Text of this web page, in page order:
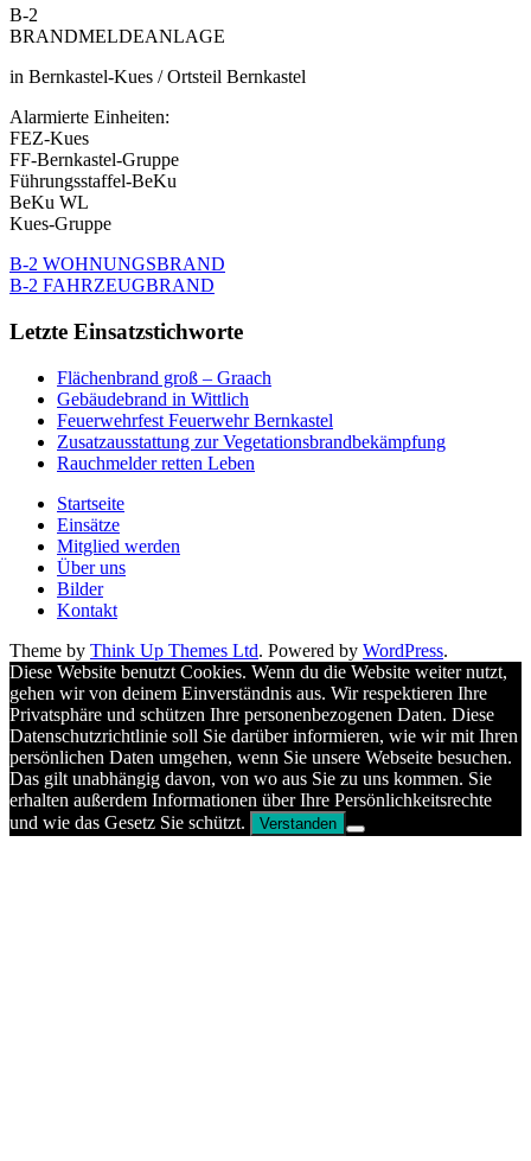
B-2
BRANDMELDEANLAGE
in Bernkastel-Kues / Ortsteil Bernkastel
Alarmierte Einheiten:
FEZ-Kues
FF-Bernkastel-Gruppe
Führungsstaffel-BeKu
BeKu WL
Kues-Gruppe
B-2 WOHNUNGSBRAND
B-2 FAHRZEUGBRAND
Letzte Einsatzstichworte
Flächenbrand groß – Graach
Gebäudebrand in Wittlich
Feuerwehrfest Feuerwehr Bernkastel
Zusatzausstattung zur Vegetationsbrandbekämpfung
Rauchmelder retten Leben
Startseite
Einsätze
Mitglied werden
Über uns
Bilder
Kontakt
Theme by Think Up Themes Ltd. Powered by WordPress.
Diese Website benutzt Cookies. Wenn du die Website weiter nutzt,
gehen wir von deinem Einverständnis aus. Wir respektieren Ihre
Privatsphäre und schützen Ihre personenbezogenen Daten. Diese
Datenschutzrichtlinie soll Sie darüber informieren, wie wir mit Ihren
persönlichen Daten umgehen, wenn Sie unsere Webseite besuchen.
Das gilt unabhängig davon, von wo aus Sie zu uns kommen. Sie
erhalten außerdem Informationen über Ihre Persönlichkeitsrechte
und wie das Gesetz Sie schützt.
Verstanden